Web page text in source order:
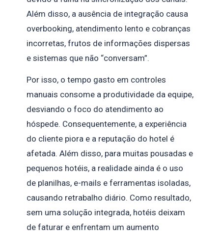
Além disso, a ausência de integração causa
overbooking, atendimento lento e cobranças
incorretas, frutos de informações dispersas
e sistemas que não “conversam”.
Por isso, o tempo gasto em controles
manuais consome a produtividade da equipe,
desviando o foco do atendimento ao
hóspede. Consequentemente, a experiência
do cliente piora e a reputação do hotel é
afetada. Além disso, para muitas pousadas e
pequenos hotéis, a realidade ainda é o uso
de planilhas, e-mails e ferramentas isoladas,
causando retrabalho diário. Como resultado,
sem uma solução integrada, hotéis deixam
de faturar e enfrentam um aumento